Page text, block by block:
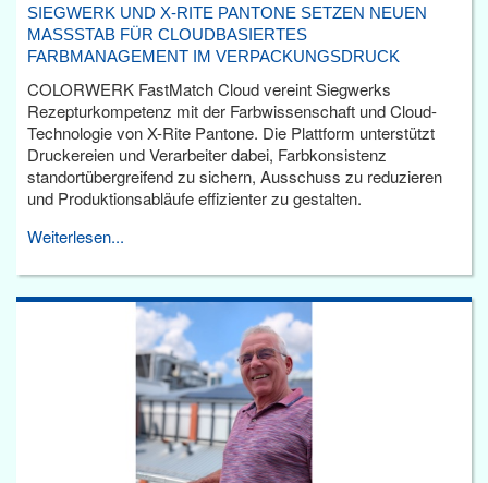
SIEGWERK UND X-RITE PANTONE SETZEN NEUEN
MASSSTAB FÜR CLOUDBASIERTES F
ARBMANAGEMENT IM VERPACKUNGSDRUCK
COLORWERK FastMatch Cloud vereint Siegwerks
Rezepturkompetenz mit der Farbwissenschaft und Cloud-
Technologie von X-Rite Pantone. Die Plattform unterstützt
Druckereien und Verarbeiter dabei, Farbkonsistenz
standortübergreifend zu sichern, Ausschuss zu reduzieren
und Produktionsabläufe effizienter zu gestalten.
Weiterlesen...